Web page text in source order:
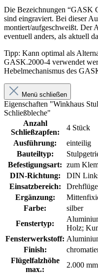
Die Bezeichnungen “GASK
sind eingraviert. Bei dieser
montiert/aufgeschweißt. Der
eventuell anders, als aktuell
Tipp: Kann optimal als
GASK.2000-4 verwendet
Hebelmechanismus des
Menü schließen
Eigenschaften "Winkhaus
Schließbleche"
Anzahl
Schließzapfen:
4 Stück
Ausführung:
einteilig
Bauteiltyp:
Befestigungsart: zum
DIN-Richtung:
DIN
Einsatzbereich:
Ergänzung:
Farbe:
silber
Fenstertyp:
Holz;
Fensterwerkstoff:
Finish:
Flügelfalzhöhe
max.:
2.000 mm